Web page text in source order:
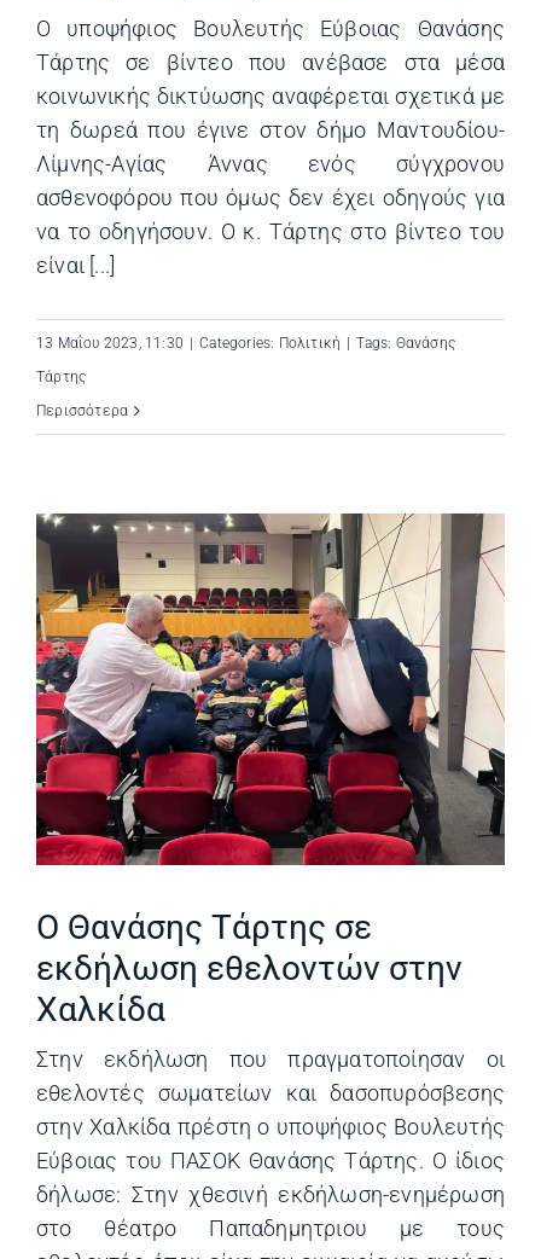
Ο υποψήφιος Βουλευτής Εύβοιας Θανάσης
Τάρτης σε βίντεο που ανέβασε στα μέσα
κοινωνικής δικτύωσης αναφέρεται σχετικά με
τη δωρεά που έγινε στον δήμο Μαντουδίου-
Λίμνης-Αγίας Άννας ενός σύγχρονου
ασθενοφόρου που όμως δεν έχει οδηγούς για
να το οδηγήσουν. Ο κ. Τάρτης στο βίντεο του
είναι [...]
13 Μαΐου 2023, 11:30 Categories: Πολιτική Tags: Θανάσης
Τάρτης
Περισσότερα
Ο Θανάσης Τάρτης σε
εκδήλωση εθελοντών στην
Χαλκίδα
Στην εκδήλωση που πραγματοποίησαν οι
εθελοντές σωματείων και δασοπυρόσβεσης
στην Χαλκίδα πρέστη ο υποψήφιος Βουλευτής
Εύβοιας του ΠΑΣΟΚ Θανάσης Τάρτης. Ο ίδιος
δήλωσε: Στην χθεσινή εκδήλωση-ενημέρωση
στο θέατρο Παπαδημητριου με τους